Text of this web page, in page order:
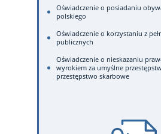
Oświadczenie o posiadaniu
polskiego
Oświadczenie o korzystaniu z
publicznych
Oświadczenie o nieskazaniu
wyrokiem za umyślne
przestępstwo skarbowe